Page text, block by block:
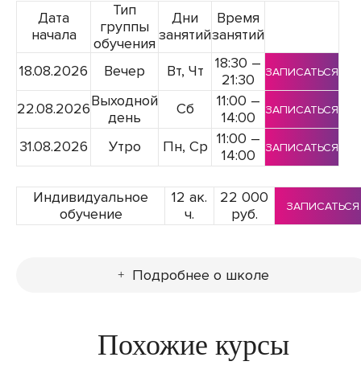
Дата
начала
Тип
группы
обучения
Дни
занятий
Время
занятий
18.08.2026 Вечер Вт, Чт
18:30 –
21:30
ЗАПИСАТЬСЯ
22.08.2026Выходной
день
Сб
11:00 –
14:00
ЗАПИСАТЬСЯ
31.08.2026 Утро Пн, Ср 11:00 –
14:00
ЗАПИСАТЬСЯ
Индивидуальное
обучение
12 ак.
ч.
22 000
руб.
ЗАПИСАТЬСЯ
Подробнее о школе
Похожие курсы